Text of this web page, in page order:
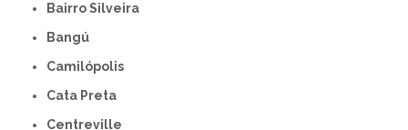
Bairro Silveira
Bangú
Camilópolis
Cata Preta
Centreville